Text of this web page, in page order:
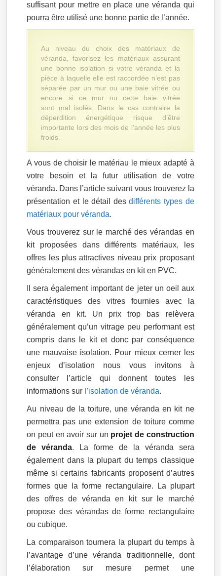
suffisant pour mettre en place une véranda qui
pourra être utilisé une bonne partie de l’année.
Au niveau du choix des matériaux de
véranda, favorisez les matériaux assurant
une bonne isolation si votre véranda et la
pièce à laquelle elle est raccordée n’est pas
séparée par un mur ou une baie vitrée ou
encore si ce mur ou cette baie vitrée
sont mal isolés. Dans le cas contraire la
déperdition énergétique risque d’être
importante lors des mois de l’année les plus
froids.
A vous de choisir le matériau le mieux adapté à
votre besoin et la futur utilisation de votre
véranda. Dans l’article suivant vous trouverez la
présentation et le détail desdifférents types de
matériaux pour véranda.
Vous trouverez sur le marché des vérandas en
kit proposées dans différents matériaux, les
offres les plus attractives niveau prix proposant
généralement des vérandas en kit en PVC.
Il sera également important de jeter un oeil aux
caractéristiques des vitres fournies avec la
véranda en kit. Un prix trop bas relèvera
généralement qu’un vitrage peu performant est
compris dans le kit et donc par conséquence
une mauvaise isolation. Pour mieux cerner les
enjeux d’isolation nous vous invitons à
consulter l’article qui donnent toutes les
informations sur l’isolation de véranda.
Au niveau de la toiture, une véranda en kit ne
permettra pas une extension de toiture comme
on peut en avoir sur un projet de construction
de véranda. La forme de la véranda sera
également dans la plupart du temps classique
même si certains fabricants proposent d’autres
formes que la forme rectangulaire. La plupart
des offres de véranda en kit sur le marché
propose des vérandas de forme rectangulaire
ou cubique.
La comparaison tournera la plupart du temps à
l’avantage d’une véranda traditionnelle, dont
l’élaboration sur mesure permet une